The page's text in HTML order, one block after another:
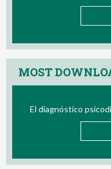
READ
MOST
diagnóstico
READ